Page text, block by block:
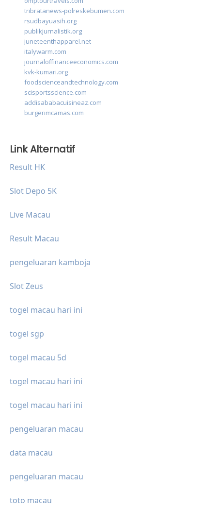
tribratanews-polreskebumen.com
rsudbayuasih.org
publikjurnalistik.org
juneteenthapparel.net
italywarm.com
journaloffinanceeconomics.com
kvk-kumari.org
foodscienceandtechnology.com
scisportsscience.com
addisababacuisineaz.com
burgerimcamas.com
Link Alternatif
Result HK
Slot Depo 5K
Live Macau
Result Macau
pengeluaran kamboja
Slot Zeus
togel macau hari ini
togel sgp
togel macau 5d
togel macau hari ini
togel macau hari ini
pengeluaran macau
data macau
pengeluaran macau
toto macau